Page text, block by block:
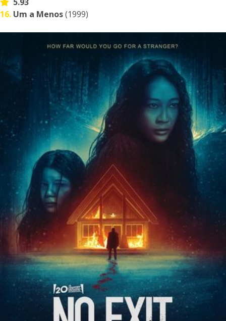
16. Um a Menos(1999)